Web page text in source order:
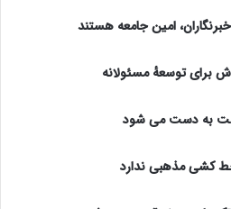
امین جامعه هستند
برای توسعهٔ مسئولانه
به دست می شود
کشی مذهبی ندارد